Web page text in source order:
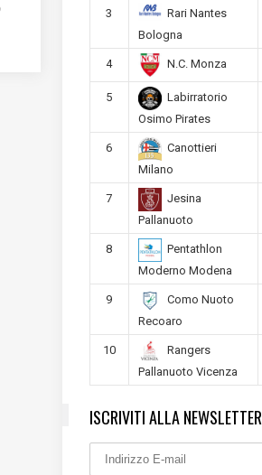
3
Rari Nantes
Bologna
4 N.C. Monza
5
Labirratorio
Osimo Pirates
6
Canottieri
Milano
7
Jesina
Pallanuoto
8
Pentathlon
Moderno Modena
9
Como Nuoto
Recoaro
10
Rangers
Pallanuoto Vicenza
ISCRIVITI ALLA NEWSLETTER